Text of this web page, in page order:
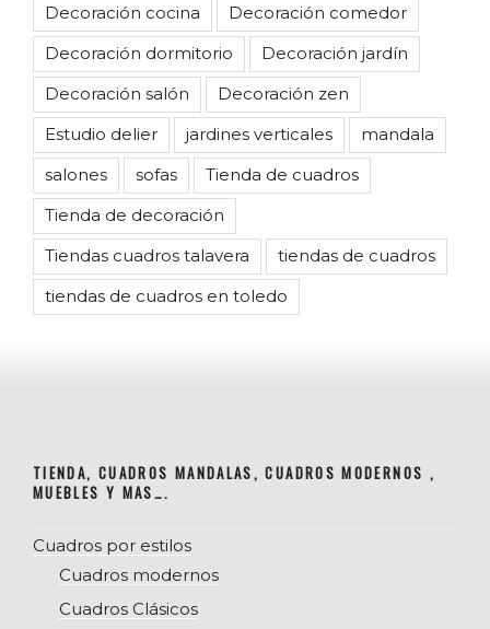
Decoración cocina
Decoración comedor
Decoración dormitorio
Decoración jardín
Decoración salón
Decoración zen
Estudio delier
jardines verticales
mandala
salones
sofas
Tienda de cuadros
Tienda de decoración
Tiendas cuadros talavera
tiendas de cuadros
tiendas de cuadros en toledo
TIENDA, CUADROS MANDALAS, CUADROS MODERNOS ,
MUEBLES Y MAS….
Cuadros por estilos
Cuadros modernos
Cuadros Clásicos